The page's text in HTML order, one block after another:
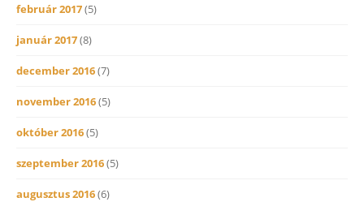
február 2017(5)
január 2017(8)
december 2016(7)
november 2016(5)
október 2016(5)
szeptember 2016(5)
augusztus 2016(6)